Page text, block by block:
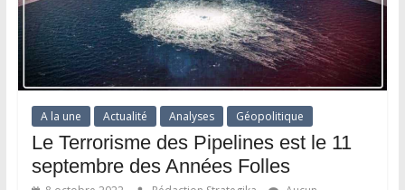
A la une Actualité Analyses Géopolitique
Le Terrorisme des Pipelines est le 11
septembre des Années Folles